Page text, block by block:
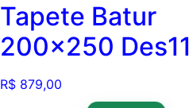
Tapete Batur
200×250 Des11
R$ 879,00